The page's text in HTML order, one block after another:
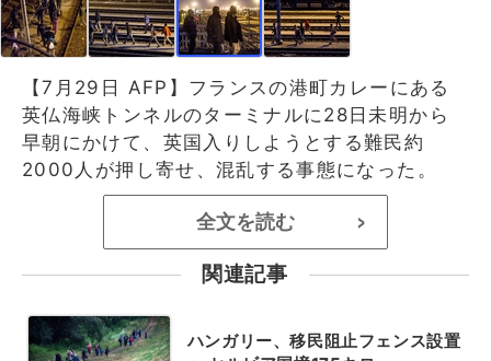
【7月29日 AFP】フランスの港町カレーにある
英仏海峡トンネルのターミナルに28日未明から
早朝にかけて、英国入りしようとする難民約
2000人が押し寄せ、混乱する事態になった。
全文を読む >
関連記事
ハンガリー、移民阻止フェンス設置